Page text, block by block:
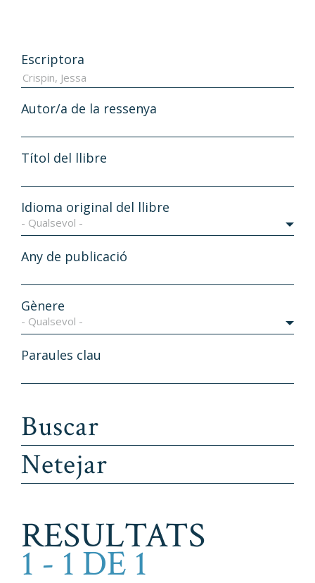
Escriptora
Autor/a de la ressenya
Títol del llibre
Idioma original del llibre
- Qualsevol -
Any de publicació
Gènere
- Qualsevol -
Paraules clau
RESULTATS
1 - 1 DE 1